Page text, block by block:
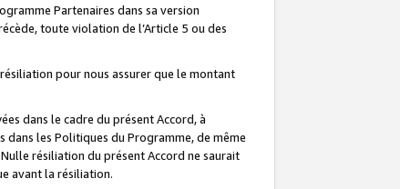
Partenaires dans sa version
toute violation de l’Article 5 ou des
pour nous assurer que le montant
dans le cadre du présent Accord, à
les Politiques du Programme, de même
résiliation du présent Accord ne saurait
avant la résiliation.